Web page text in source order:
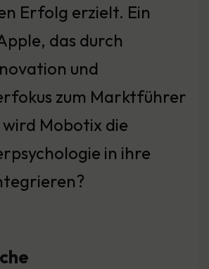
Erfolg erzielt. Ein
das durch
und
zum Marktführer
Mobotix die
in ihre